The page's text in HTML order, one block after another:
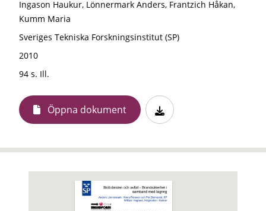
Ingason Haukur, Lönnermark Anders, Frantzich Håkan,
Kumm Maria
Sveriges Tekniska Forskningsinstitut (SP)
2010
94 s. Ill.
Öppna dokument